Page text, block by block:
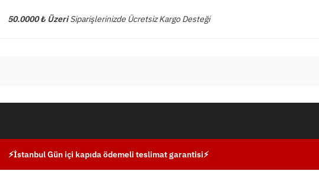
50.0000 ₺ Üzeri Siparişlerinizde Ücretsiz Kargo Desteği
⚡İstanbul Gün içi kapıda ödemeli teslimat garantisi⚡